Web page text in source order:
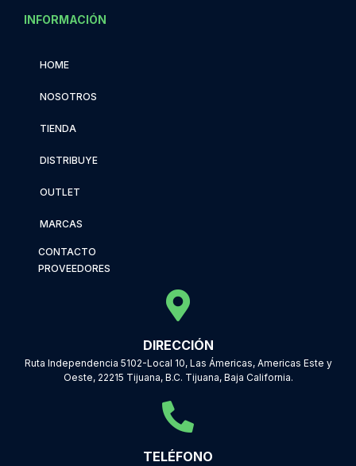
INFORMACIÓN
HOME
NOSOTROS
TIENDA
DISTRIBUYE
OUTLET
MARCAS
CONTACTO
PROVEEDORES
DIRECCIÓN
Ruta Independencia 5102-Local 10, Las Ámericas, Americas Este y
Oeste, 22215 Tijuana, B.C. Tijuana, Baja California.
TELÉFONO